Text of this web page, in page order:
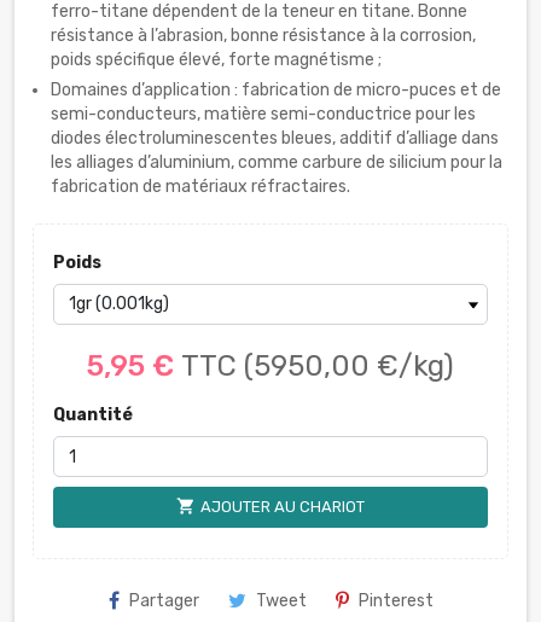
ferro-titane dépendent de la teneur en titane. Bonne
résistance à l’abrasion, bonne résistance à la corrosion,
poids spécifique élevé, forte magnétisme ;
Domaines d’application : fabrication de micro-puces et de
semi-conducteurs, matière semi-conductrice pour les
diodes électroluminescentes bleues, additif d’alliage dans
les alliages d’aluminium, comme carbure de silicium pour la
fabrication de matériaux réfractaires.
Poids
5,95 € TTC (5950,00 €/kg)
Quantité
shopping_cart AJOUTER AU CHARIOT
Partager Tweet Pinterest